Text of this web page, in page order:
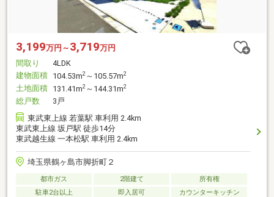
3,199万円～ 3,719万円
間取り
4LDK
建物面積 104.53m2 ～105.57m2
土地面積 131.41m2 ～144.31m2
総戸数
3戸
東武東上線 若葉駅 車利用 2.4km
東武東上線 坂戸駅 徒歩14分
東武越生線 一本松駅 車利用 2.4km
埼玉県鶴ヶ島市脚折町２
都市ガス 2階建て
所有権
駐車2台以上
即入居可 カウンターキッチン